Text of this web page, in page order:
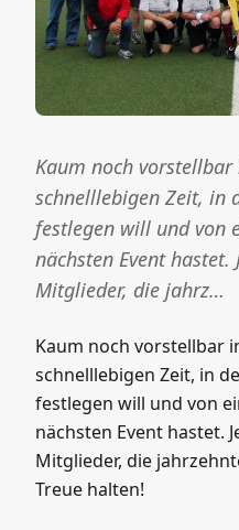
Kaum noch
schnelllebigen Zeit, in
festlegen will und von
nächsten Event hastet.
Mitglieder, die jahrz…
Kaum noch vorstellbar
schnelllebigen Zeit, in
festlegen will und von
nächsten Event hastet.
Mitglieder, die
Treue halten!